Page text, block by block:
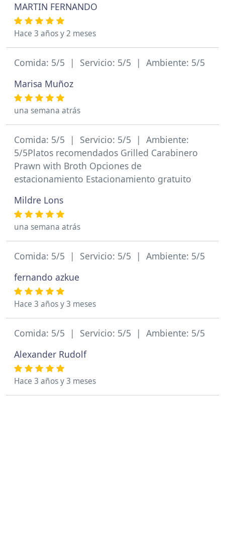
MARTIN FERNANDO
Hace 3 años y 2 meses
Comida: 5/5 | Servicio: 5/5 | Ambiente: 5/5
Marisa Muñoz
una semana atrás
Comida: 5/5 | Servicio: 5/5 | Ambiente:
5/5Platos recomendados Grilled Carabinero
Prawn with Broth Opciones de
estacionamiento Estacionamiento gratuito
Mildre Lons
una semana atrás
Comida: 5/5 | Servicio: 5/5 | Ambiente: 5/5
fernando azkue
Hace 3 años y 3 meses
Comida: 5/5 | Servicio: 5/5 | Ambiente: 5/5
Alexander Rudolf
Hace 3 años y 3 meses